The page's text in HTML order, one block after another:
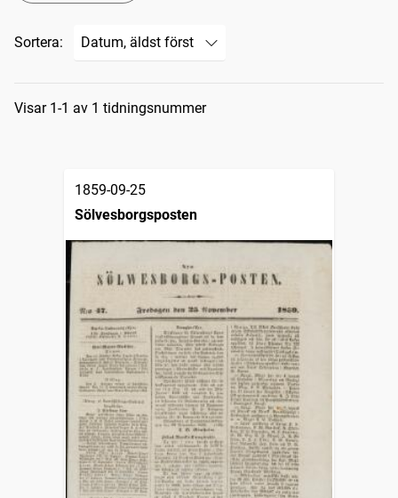
Sortera:
Sökresultat
Visar 1-1 av 1 tidningsnummer
1859-09-25
Sölvesborgsposten